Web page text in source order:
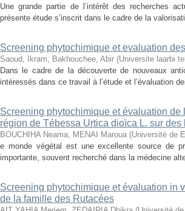
Une grande partie de l’intérêt des recherches
présente étude s’inscrit dans le cadre de la
Screening phytochimique et evaluation
Saoud, Ikram; Bakhouchee, Abir (Universite laarbi
Dans le cadre de la découverte de nouveaux
intéressés dans ce travail à l’étude et l’évaluation
Screening phytochimique et évaluation de
région de Tébessa Urtica dioïca L. sur
BOUCHIHA Neama, MENAI Maroua (Université de
e monde végétal est une excellente source de
importante, souvent recherché dans la médecine
Screening phytochimique et évaluation in
de la famille des Rutacées